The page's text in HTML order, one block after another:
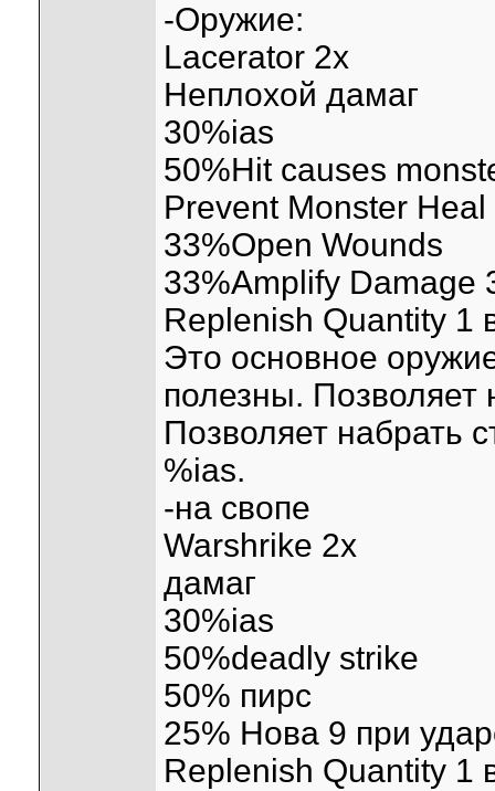
-Оружие:
Lacerator 2х
Неплохой дамаг
30%ias
50%Hit causes
Prevent Monster Heal
33%Open Wounds
33%Amplify Damage
Replenish Quantity 1
Это основное
полезны. Позволяет
Позволяет набрать
%ias.
-на свопе
Warshrike 2х
дамаг
30%ias
50%deadly strike
50% пирс
25% Нова 9 при
Replenish Quantity 1